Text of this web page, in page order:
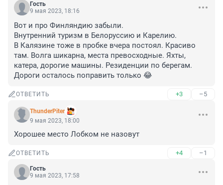
Гость
9 мая 2023, 18:16
Вот и про Финляндию забыли.
Внутренний туризм в Белоруссию и Карелию.
В Калязине тоже в пробке вчера постоял. Красиво
там. Волга шикарна, места превосходные. Яхты,
катера, дорогие машины. Резиденции по берегам.
Дороги осталось поправить только 😂
ОТВЕТИТЬ +3 –5
ThunderPiter
9 мая 2023, 18:00
Хорошее место Лобком не назовут
ОТВЕТИТЬ +4 –1
Гость
9 мая 2023, 17:58